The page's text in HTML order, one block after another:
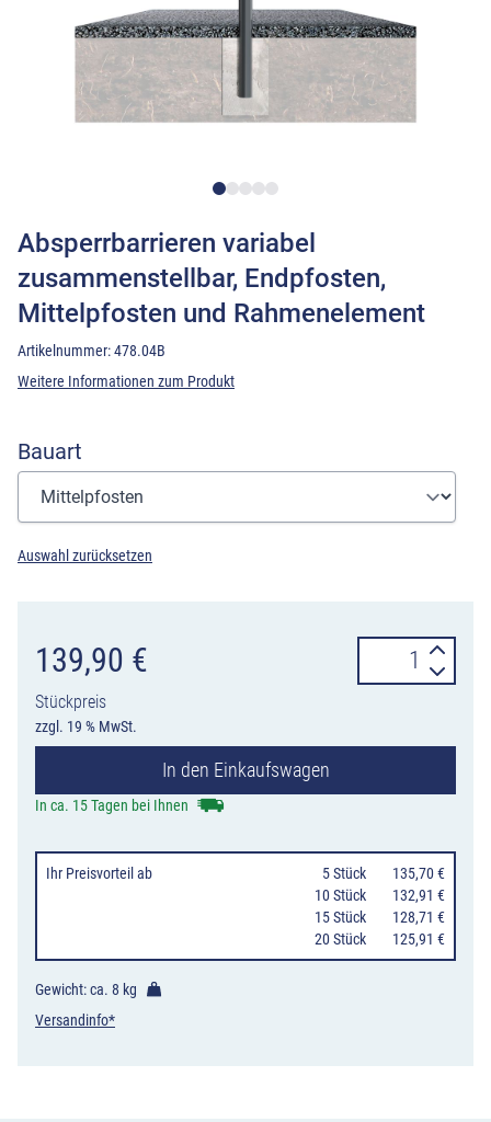
Absperrbarrieren variabel
zusammenstellbar, Endpfosten,
Mittelpfosten und Rahmenelement
Artikelnummer:478.04B
Weitere Informationen zum Produkt
Bauart
Auswahl zurücksetzen
139,90 €
Stückpreis
zzgl. 19 % MwSt.
variabel
Endpfosten,
Menge
In den Einkaufswagen
In ca. 15 Tagen bei Ihnen
Ihr Preisvorteil ab 5 Stück
135,70 €
10 Stück
132,91 €
15 Stück
128,71 €
20 Stück
125,91 €
Gewicht: ca. 8 kg
Versandinfo*